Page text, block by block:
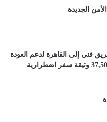
الجديدة
فني إلى القاهرة لدعم العودة